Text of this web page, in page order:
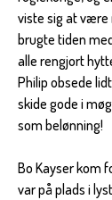
viste sig at være
brugte tiden
alle rengjort
Philip obsede
skide gode i
som belønning!
Bo Kayser kom
var på plads i